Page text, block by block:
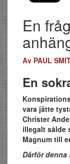
En
Av PAUL
En
vara jätte
Christer
illegalt sålde
Magnum till
Därför